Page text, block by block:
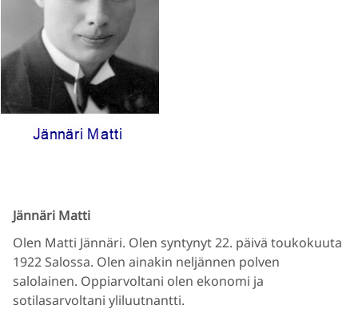
Jännäri Matti
Olen Matti Jännäri. Olen syntynyt 22. päivä toukokuuta
1922 Salossa. Olen ainakin neljännen polven
salolainen. Oppiarvoltani olen ekonomi ja
sotilasarvoltani yliluutnantti.